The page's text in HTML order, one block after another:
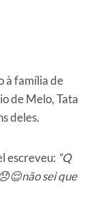
à família de
de Melo, Tata
deles.
escreveu: “Q
sei que